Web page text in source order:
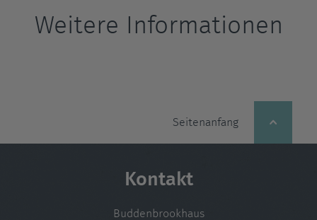
Weitere Informationen
Seitenanfang
Kontakt
Buddenbrookhaus